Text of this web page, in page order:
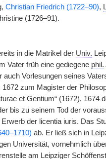
Christian Friedrich (1722–90),
(1726–91).
in die Matrikel der Univ.
Vater früh eine gediegene phil.
auch Vorlesungen seines
zum Magister der
et Gentium“ (1672),
bis zu seinem Tod der
der licentia iuris. Das
ab. Er ließ sich in
Universität, vornehmlich
am Leipziger